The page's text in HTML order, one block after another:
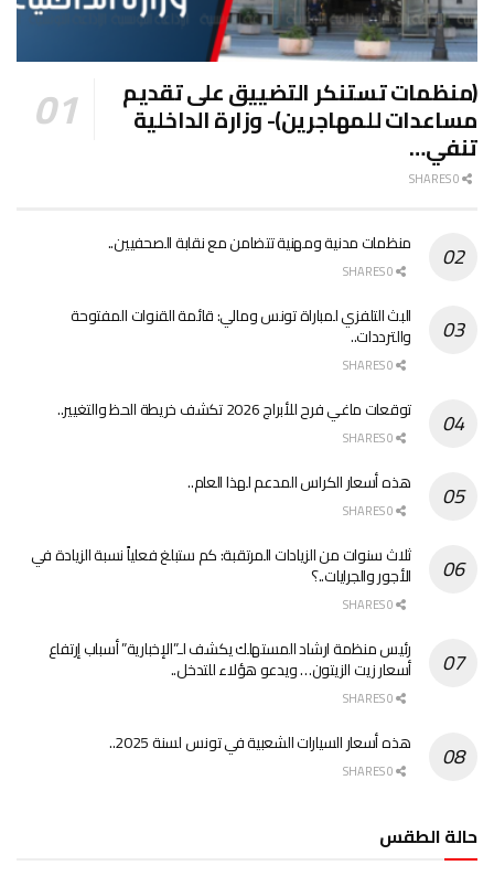
(منظمات تستنكر التضييق على تقديم
مساعدات للمهاجرين)- وزارة الداخلية
تنفي…
منظمات مدنية ومهنية تتضامن مع نقابة الصحفيين..
البث التلفزي لمباراة تونس ومالي: قائمة القنوات المفتوحة
والترددات..
توقعات ماغي فرح للأبراج 2026 تكشف خريطة الحظ والتغيير..
هذه أسعار الكراس المدعم لهذا العام..
ثلاث سنوات من الزيادات المرتقبة: كم ستبلغ فعلياً نسبة الزيادة في
الأجور والجرايات..؟
رئيس منظمة ارشاد المستهلك يكشف لـ”الإخبارية” أسباب إرتفاع
أسعار زيت الزيتون… ويدعو هؤلاء للتدخل..
هذه أسعار السيارات الشعبية في تونس لسنة 2025..
حالة الطقس